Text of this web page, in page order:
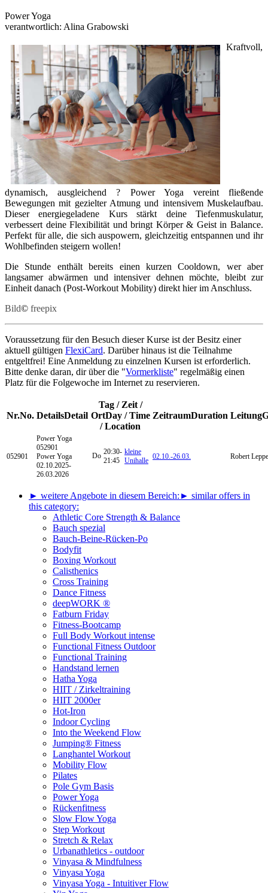
Power Yoga
verantwortlich: Alina Grabowski
Kraftvoll,
dynamisch, ausgleichend ? Power Yoga vereint fließende
Bewegungen mit gezielter Atmung und intensivem Muskelaufbau.
Dieser energiegeladene Kurs stärkt deine Tiefenmuskulatur,
verbessert deine Flexibilität und bringt Körper & Geist in Balance.
Perfekt für alle, die sich auspowern, gleichzeitig entspannen und ihr
Wohlbefinden steigern wollen!
Die Stunde enthält bereits einen kurzen Cooldown, wer aber
langsamer abwärmen und intensiver dehnen möchte, bleibt zur
Einheit danach (Post-Workout Mobility) direkt hier im Anschluss.
Bild© freepix
Voraussetzung für den Besuch dieser Kurse ist der Besitz einer
aktuell gültigen FlexiCard. Darüber hinaus ist die Teilnahme
entgeltfrei! Eine Anmeldung zu einzelnen Kursen ist erforderlich.
Bitte denke daran, dir über die "Vormerkliste" regelmäßig einen
Platz für die Folgewoche im Internet zu reservieren.
Nr.No. DetailsDetail
Tag / Zeit /
OrtDay / Time
/ Location
ZeitraumDuration Leitung
052901
Power Yoga
052901
Power Yoga
02.10.2025-
26.03.2026
Do 20:30-
21:45
kleine
Unihalle 02.10.-26.03. Robert
► weitere Angebote in diesem Bereich: ► similar offers in
this category:
Athletic Core Strength & Balance
Bauch spezial
Bauch-Beine-Rücken-Po
Bodyfit
Boxing Workout
Calisthenics
Cross Training
Dance Fitness
deepWORK ®
Fatburn Friday
Fitness-Bootcamp
Full Body Workout intense
Functional Fitness Outdoor
Functional Training
Handstand lernen
Hatha Yoga
HIIT / Zirkeltraining
HIIT 2000er
Hot-Iron
Indoor Cycling
Into the Weekend Flow
Jumping® Fitness
Langhantel Workout
Mobility Flow
Pilates
Pole Gym Basis
Power Yoga
Rückenfitness
Slow Flow Yoga
Step Workout
Stretch & Relax
Urbanathletics - outdoor
Vinyasa & Mindfulness
Vinyasa Yoga
Vinyasa Yoga - Intuitiver Flow